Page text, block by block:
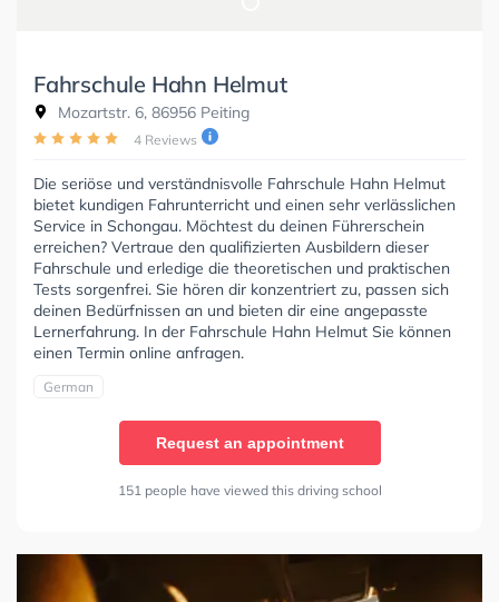
Fahrschule Hahn Helmut
Mozartstr. 6, 86956 Peiting
4 Reviews
Die seriöse und verständnisvolle Fahrschule Hahn Helmut
bietet kundigen Fahrunterricht und einen sehr verlässlichen
Service in Schongau. Möchtest du deinen Führerschein
erreichen? Vertraue den qualifizierten Ausbildern dieser
Fahrschule und erledige die theoretischen und praktischen
Tests sorgenfrei. Sie hören dir konzentriert zu, passen sich
deinen Bedürfnissen an und bieten dir eine angepasste
Lernerfahrung. In der Fahrschule Hahn Helmut Sie können
einen Termin online anfragen.
German
Request an appointment
151 people have viewed this driving school